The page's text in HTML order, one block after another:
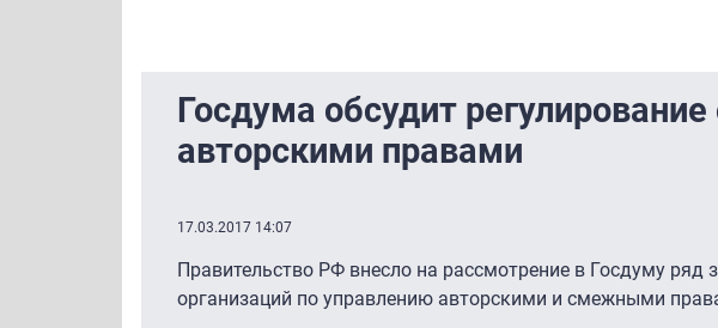
Госдума обсудит
авторскими правами
17.03.2017 14:07
Правительство РФ внесло на рассмотрение в Госдуму ряд
организаций по управлению авторскими и смежными